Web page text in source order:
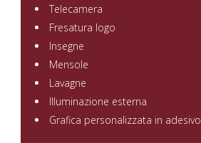
Telecamera
Fresatura logo
Insegne
Mensole
Lavagne
Illuminazione esterna
Grafica personalizzata in adesivo